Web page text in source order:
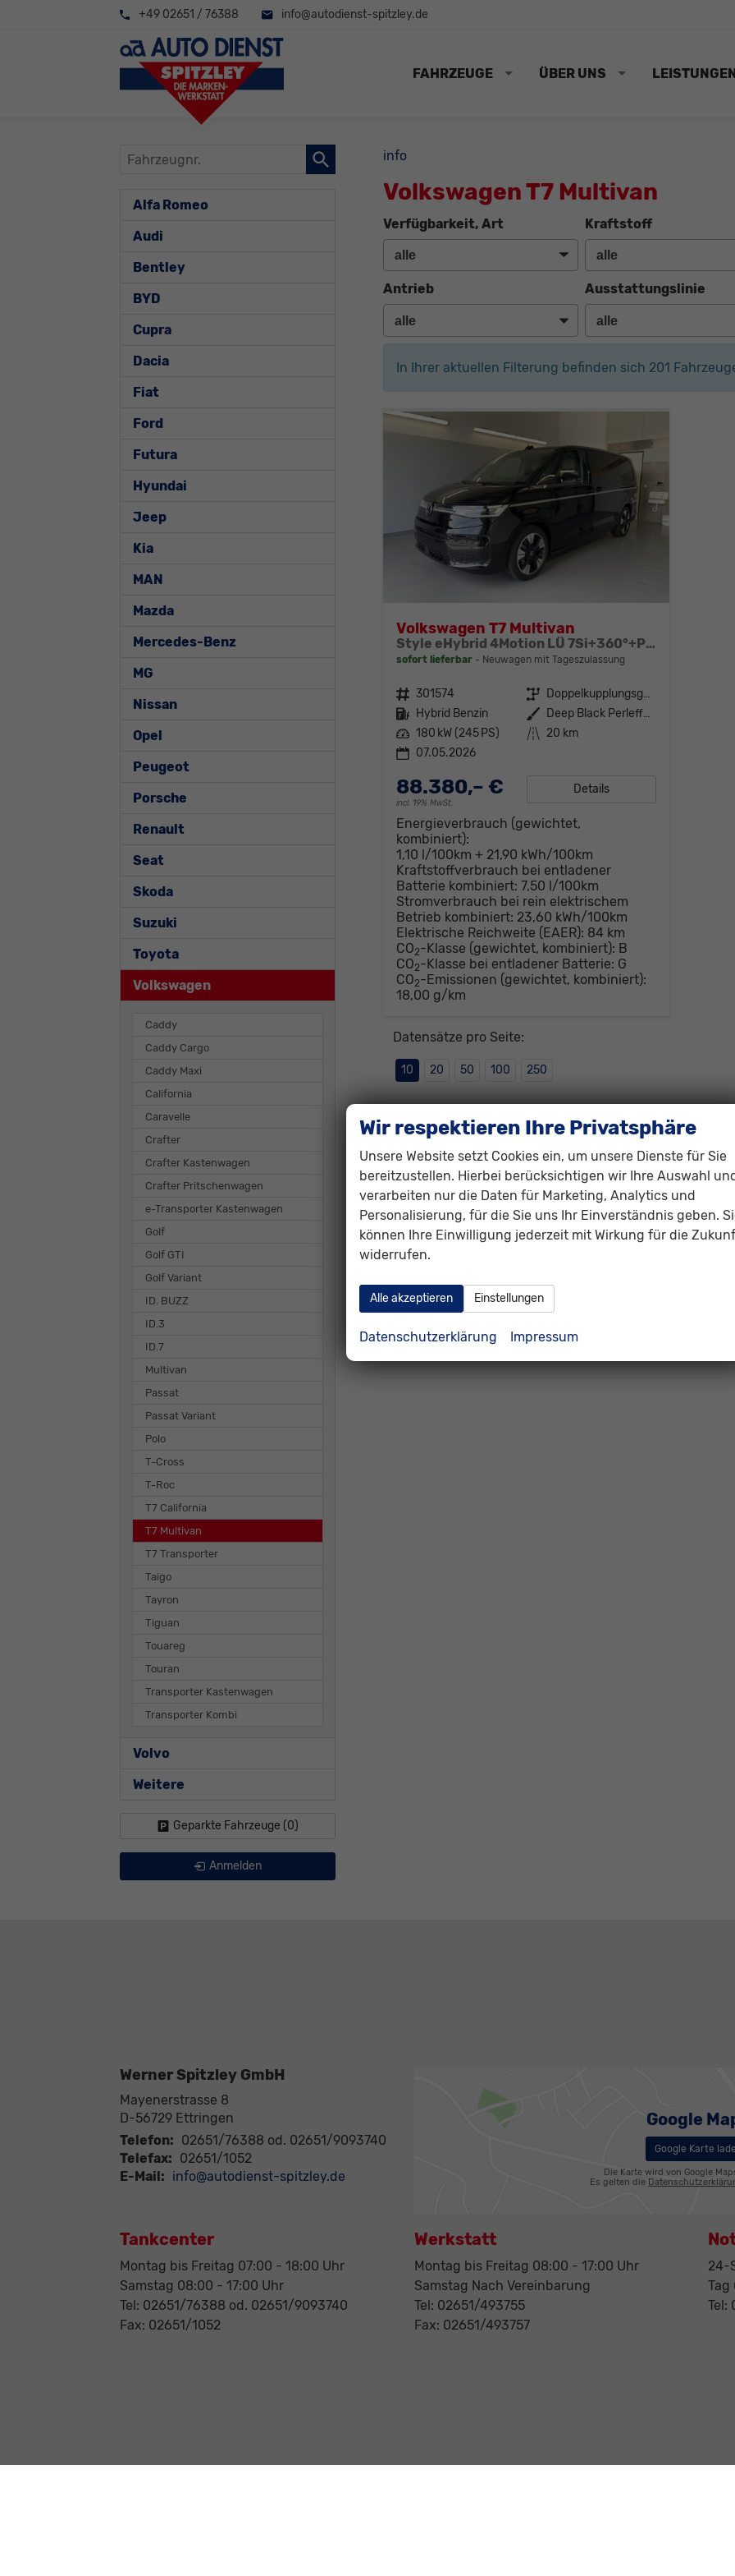
+49 02651 / 76388 info@autodienst-spitzley.de
FAHRZEUGE ÜBER UNS LEISTUNGEN
info
Volkswagen T7 Multivan
Verfügbarkeit, Art Kraftstoff
Antrieb Ausstattungslinie
In Ihrer aktuellen Filterung befinden sich 201
Volkswagen T7 Multivan
Style eHybrid 4Motion LÜ 7Si+360°+Pano+ergoComfort+Leder+Navi+HuD+DCC
sofort lieferbar Neuwagen mit Tageszulassung
Fahrzeugnr. 301574 Getriebe
Doppelkupplungsgetriebe (DSG)
Kraftstoff Hybrid Benzin Außenfarbe
Deep Black Perleffekt
Leistung 180 kW (245 PS) Kilometerstand 20 km
07.05.2026
88.380,– €
incl. 19% MwSt.
Details
Energieverbrauch (gewichtet,
kombiniert):
1,10 l/100km + 21,90 kWh/100km
Kraftstoffverbrauch bei entladener
Batterie kombiniert: 7,50 l/100km
Stromverbrauch bei rein elektrischem
Betrieb kombiniert: 23,60 kWh/100km
Elektrische Reichweite (EAER): 84 km
CO2-Klasse (gewichtet, kombiniert): B
CO2-Klasse bei entladener Batterie: G
CO2-Emissionen (gewichtet, kombiniert):
18,00 g/km
Datensätze pro Seite:
10 20 50 100 250
Fahrzeugnr.
Alfa Romeo
Audi
Bentley
BYD
Cupra
Dacia
Fiat
Ford
Futura
Hyundai
Jeep
Kia
MAN
Mazda
Mercedes-Benz
MG
Nissan
Opel
Peugeot
Porsche
Renault
Seat
Skoda
Suzuki
Toyota
Volkswagen
Caddy
Caddy Cargo
Caddy Maxi
California
Caravelle
Crafter
Crafter Kastenwagen
Crafter Pritschenwagen
e-Transporter Kastenwagen
Golf
Golf GTI
Golf Variant
ID. BUZZ
ID.3
ID.7
Multivan
Passat
Passat Variant
Polo
T-Cross
T-Roc
T7 California
T7 Multivan
T7 Transporter
Taigo
Tayron
Tiguan
Touareg
Touran
Transporter Kastenwagen
Transporter Kombi
Volvo
Weitere
Geparkte Fahrzeuge (0)
Anmelden
Werner Spitzley GmbH
Mayenerstrasse 8
D-56729 Ettringen
Telefon: 02651/76388 od. 02651/9093740
Telefax: 02651/1052
E-Mail: info@autodienst-spitzley.de
Google
Google Karte
Die Karte wird von Google
Es gelten die
Tankcenter
Montag bis Freitag 07:00 - 18:00 Uhr
Samstag 08:00 - 17:00 Uhr
Tel: 02651/76388 od. 02651/9093740
Fax: 02651/1052
Werkstatt
Montag bis Freitag 08:00 - 17:00 Uhr
Samstag Nach Vereinbarung
Tel: 02651/493755
Fax: 02651/493757
24-
Tag
Tel:
Wir respektieren Ihre Privatsphäre
Unsere Website setzt Cookies ein, um unsere Dienste für Sie
bereitzustellen. Hierbei berücksichtigen wir Ihre Auswahl
verarbeiten nur die Daten für Marketing, Analytics und
Personalisierung, für die Sie uns Ihr Einverständnis geben.
können Ihre Einwilligung jederzeit mit Wirkung für die
widerrufen.
Alle akzeptieren Einstellungen
Datenschutzerklärung Impressum